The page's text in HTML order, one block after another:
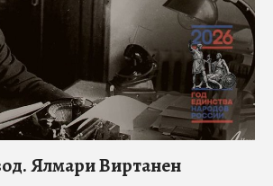
Ялмари Виртанен